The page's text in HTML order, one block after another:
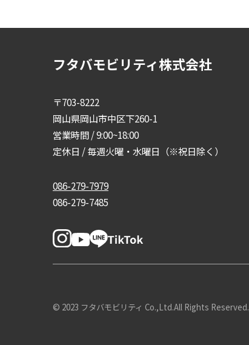
フタバモビリティ株式会社
〒703-8222
岡山県岡山市中区下260-1
営業時間 / 9:00~18:00
定休日 / 毎週火曜・水曜日（※祝日除く）
086-279-7979
086-279-7485
© 2023 フタバモビリティ Co.,Ltd.All Rights Reserved.